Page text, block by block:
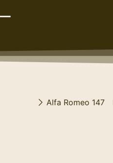
Alfa Romeo 147